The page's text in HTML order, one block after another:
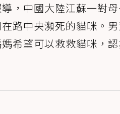
，中國大陸江蘇一對
路中央瀕死的貓咪。
希望可以救救貓咪，